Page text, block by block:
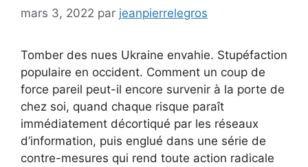
mars 3, 2022 par jeanpierrelegros
Tomber des nues Ukraine envahie. Stupéfaction
populaire en occident. Comment un coup de
force pareil peut-il encore survenir à la porte de
chez soi, quand chaque risque paraît
immédiatement décortiqué par les réseaux
d’information, puis englué dans une série de
contre-mesures qui rend toute action radicale